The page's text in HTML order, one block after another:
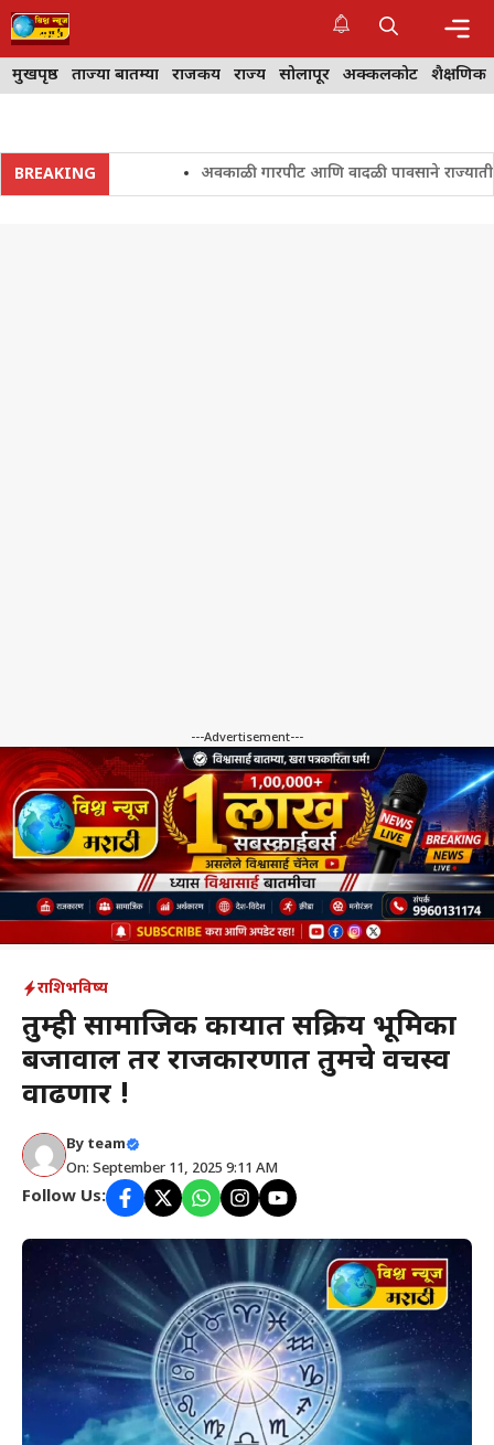
Skip
to
content
मुखपृष्ठ ताज्या बातम्या राजकीय राज्य सोलापूर अक्कलकोट शैक्षणिक
BREAKING अवकाळी गारपीट आणि वादळी पावसाने राज्यातील
---Advertisement---
राशिभविष्य
तुम्ही सामाजिक कार्यात सक्रिय भूमिका
बजावाल तर राजकारणात तुमचे वर्चस्व
वाढणार !
By team
On: September 11, 2025 9:11 AM
Follow Us: